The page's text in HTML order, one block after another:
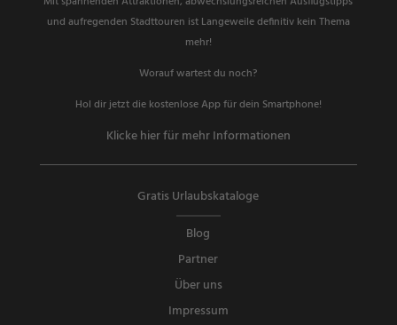
und aufregenden Stadttouren ist Langeweile definitiv kein Thema
mehr!
Worauf wartest du noch?
Hol dir jetzt die kostenlose App für dein Smartphone!
Klicke hier für mehr Informationen
Gratis Urlaubskataloge
Blog
Partner
Über uns
Impressum